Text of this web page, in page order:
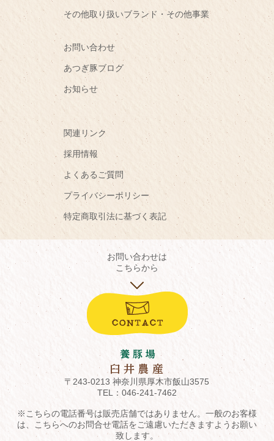
その他取り扱いブランド・その他事業
お問い合わせ
あつぎ豚ブログ
お知らせ
関連リンク
採用情報
よくあるご質問
プライバシーポリシー
特定商取引法に基づく表記
お問い合わせは
こちらから
〒243-0213 神奈川県厚木市飯山3575
TEL： 046-241-7462
※こちらの電話番号は販売店舗ではありません。一般のお客様
は、こちらへのお問合せ電話をご遠慮いただきますようお願い
致します。